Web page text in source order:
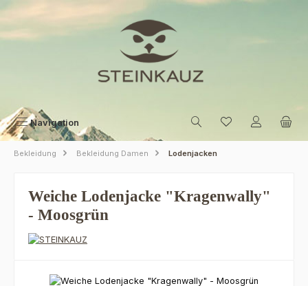
Zum Hauptinhalt springen
Navigation
Bekleidung Bekleidung Damen Lodenjacken
Weiche Lodenjacke "Kragenwally"
- Moosgrün
Bildergalerie überspringen